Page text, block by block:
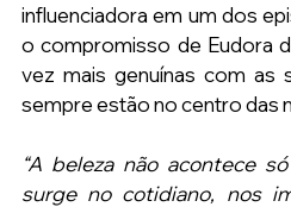
influenciadora em um dos
o compromisso de Eudora
vez mais genuínas com as
sempre estão no centro das
“A beleza não acontece
surge no cotidiano, nos